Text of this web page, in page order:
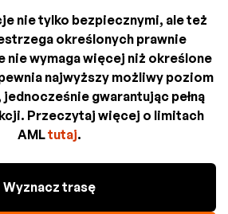
nie tylko bezpiecznymi, ale też
określonych prawnie
nie wymaga więcej niż określone
najwyższy możliwy poziom
gwarantując pełną
Przeczytaj więcej o limitach
AMLtutaj.
Wyznacz trasę